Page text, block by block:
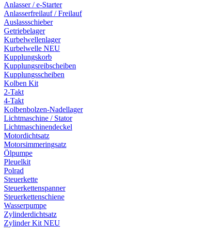
Anlasser / e-Starter
Anlasserfreilauf / Freilauf
Auslassschieber
Getriebelager
Kurbelwellenlager
Kurbelwelle NEU
Kupplungskorb
Kupplungsreibscheiben
Kupplungsscheiben
Kolben Kit
2-Takt
4-Takt
Kolbenbolzen-Nadellager
Lichtmaschine / Stator
Lichtmaschinendeckel
Motordichtsatz
Motorsimmeringsatz
Ölpumpe
Pleuelkit
Polrad
Steuerkette
Steuerkettenspanner
Steuerkettenschiene
Wasserpumpe
Zylinderdichtsatz
Zylinder Kit NEU